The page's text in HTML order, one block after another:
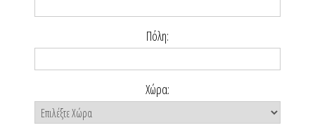
Πόλη:
Χώρα: